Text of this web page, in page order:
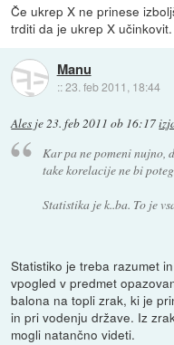
Če ukrep X ne prinese
trditi da je ukrep X učinkovit.
Manu
::23. feb 2011, 18:44
Ales je23. feb 2011 ob 16:17
Kar pa ne pomeni nujno,
take korelacije ne bi
Statistika je k..ba. To je
Statistiko je treba razumet
vpogled v predmet
balona na topli zrak, ki je
in pri vodenju države. Iz
mogli natančno videti.